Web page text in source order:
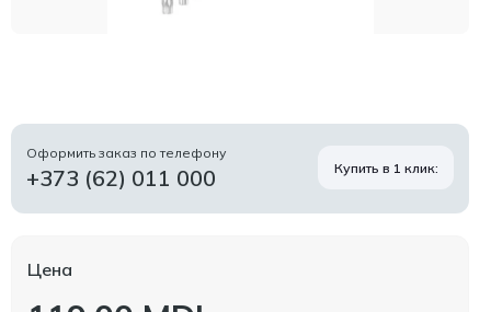
Оформить заказ по телефону
+373 (62) 011 000 Купить в 1 клик:
Цена